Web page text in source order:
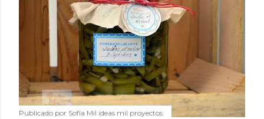
Publicado por Sofía Mil ideas mil proyectos